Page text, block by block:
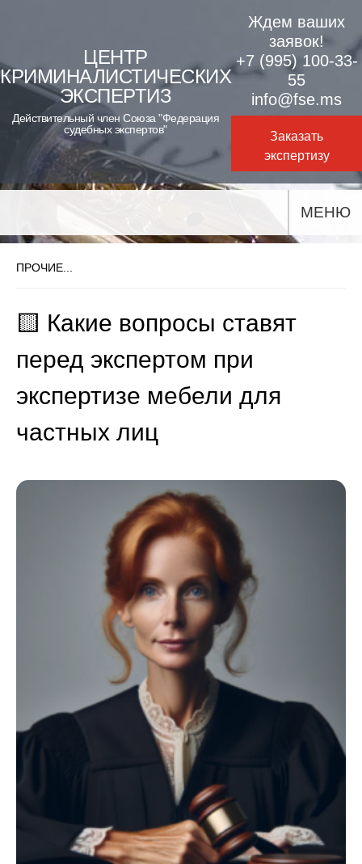
content
ЦЕНТР
КРИМИНАЛИСТИЧЕСКИХ
ЭКСПЕРТИЗ
Действительный член Союза "Федерация
судебных экспертов"
Ждем ваших
заявок!
+7 (995) 100-33-
55
info@fse.ms
Заказать
экспертизу
МЕНЮ
ПРОЧИЕ...
🟨 Какие вопросы ставят
перед экспертом при
экспертизе мебели для
частных лиц